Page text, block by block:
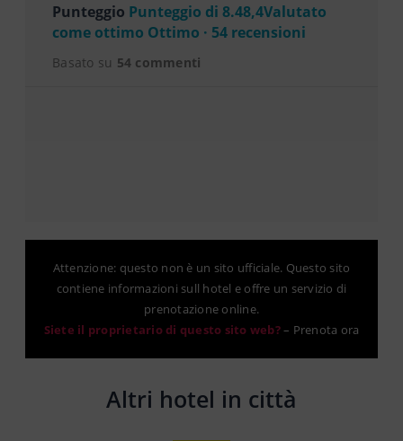
Punteggio Punteggio di 8.48,4Valutato
come ottimo Ottimo · 54 recensioni
Basato su 54 commenti
Attenzione: questo non è un sito ufficiale. Questo sito
contiene informazioni sull hotel e offre un servizio di
prenotazione online.
Siete il proprietario di questo sito web?– Prenota ora
Altri hotel in città